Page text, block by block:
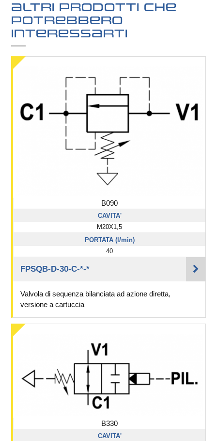
Altri prodotti che
potrebbero
interessarti
B090
CAVITA'
M20X1,5
PORTATA (l/min)
40
FPSQB-D-30-C-*-*
Valvola di sequenza bilanciata ad azione diretta,
versione a cartuccia
B330
CAVITA'